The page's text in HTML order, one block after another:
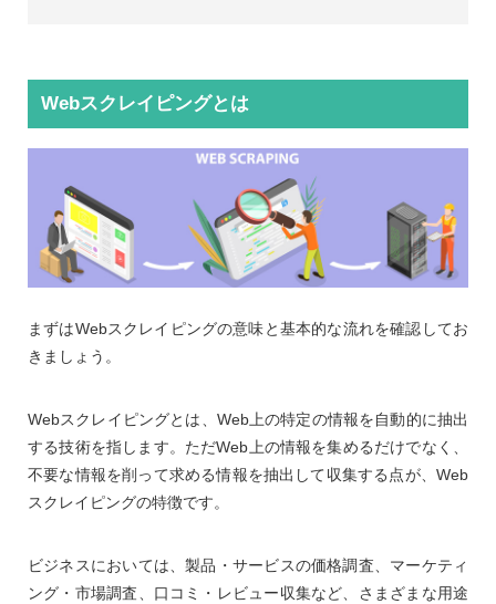
Webスクレイピングとは
まずはWebスクレイピングの意味と基本的な流れを確認してお
きましょう。
Webスクレイピングとは、Web上の特定の情報を自動的に抽出
する技術を指します。ただWeb上の情報を集めるだけでなく、
不要な情報を削って求める情報を抽出して収集する点が、Web
スクレイピングの特徴です。
ビジネスにおいては、製品・サービスの価格調査、マーケティ
ング・市場調査、口コミ・レビュー収集など、さまざまな用途